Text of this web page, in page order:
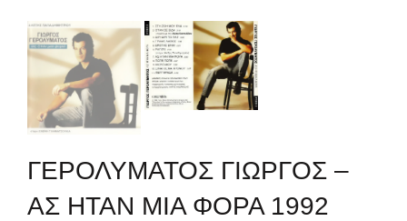
ΓΕΡΟΛΥΜΑΤΟΣ ΓΙΩΡΓΟΣ –
ΑΣ ΗΤΑΝ ΜΙΑ ΦΟΡΑ 1992